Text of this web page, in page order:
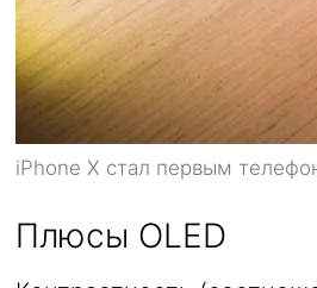
iPhone X стал первым
Плюсы OLED